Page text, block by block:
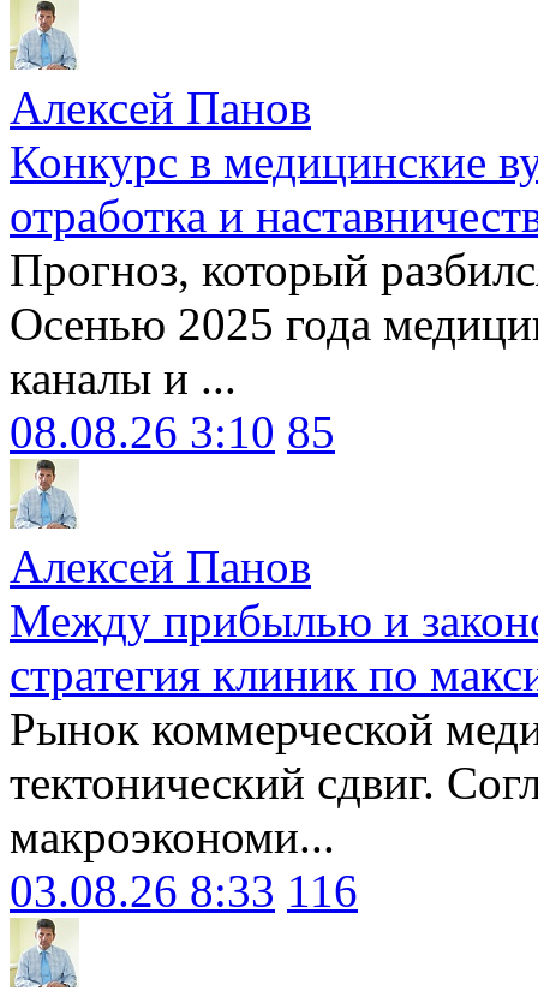
Алексей Панов
Конкурс в медицинские
отработка и
Прогноз, который
Осенью 2025 года
каналы и ...
08.08.26 3:10 85
Алексей Панов
Между прибылью и
стратегия клиник по
Рынок коммерческой
тектонический сдвиг.
макроэкономи...
03.08.26 8:33 116